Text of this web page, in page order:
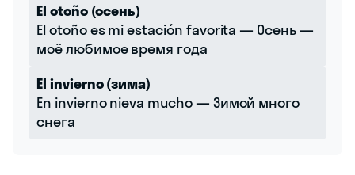
El otoño (осень)
El otoño es mi estación favorita — Осень —
моё любимое время года
El invierno (зима)
En invierno nieva mucho — Зимой много
снега